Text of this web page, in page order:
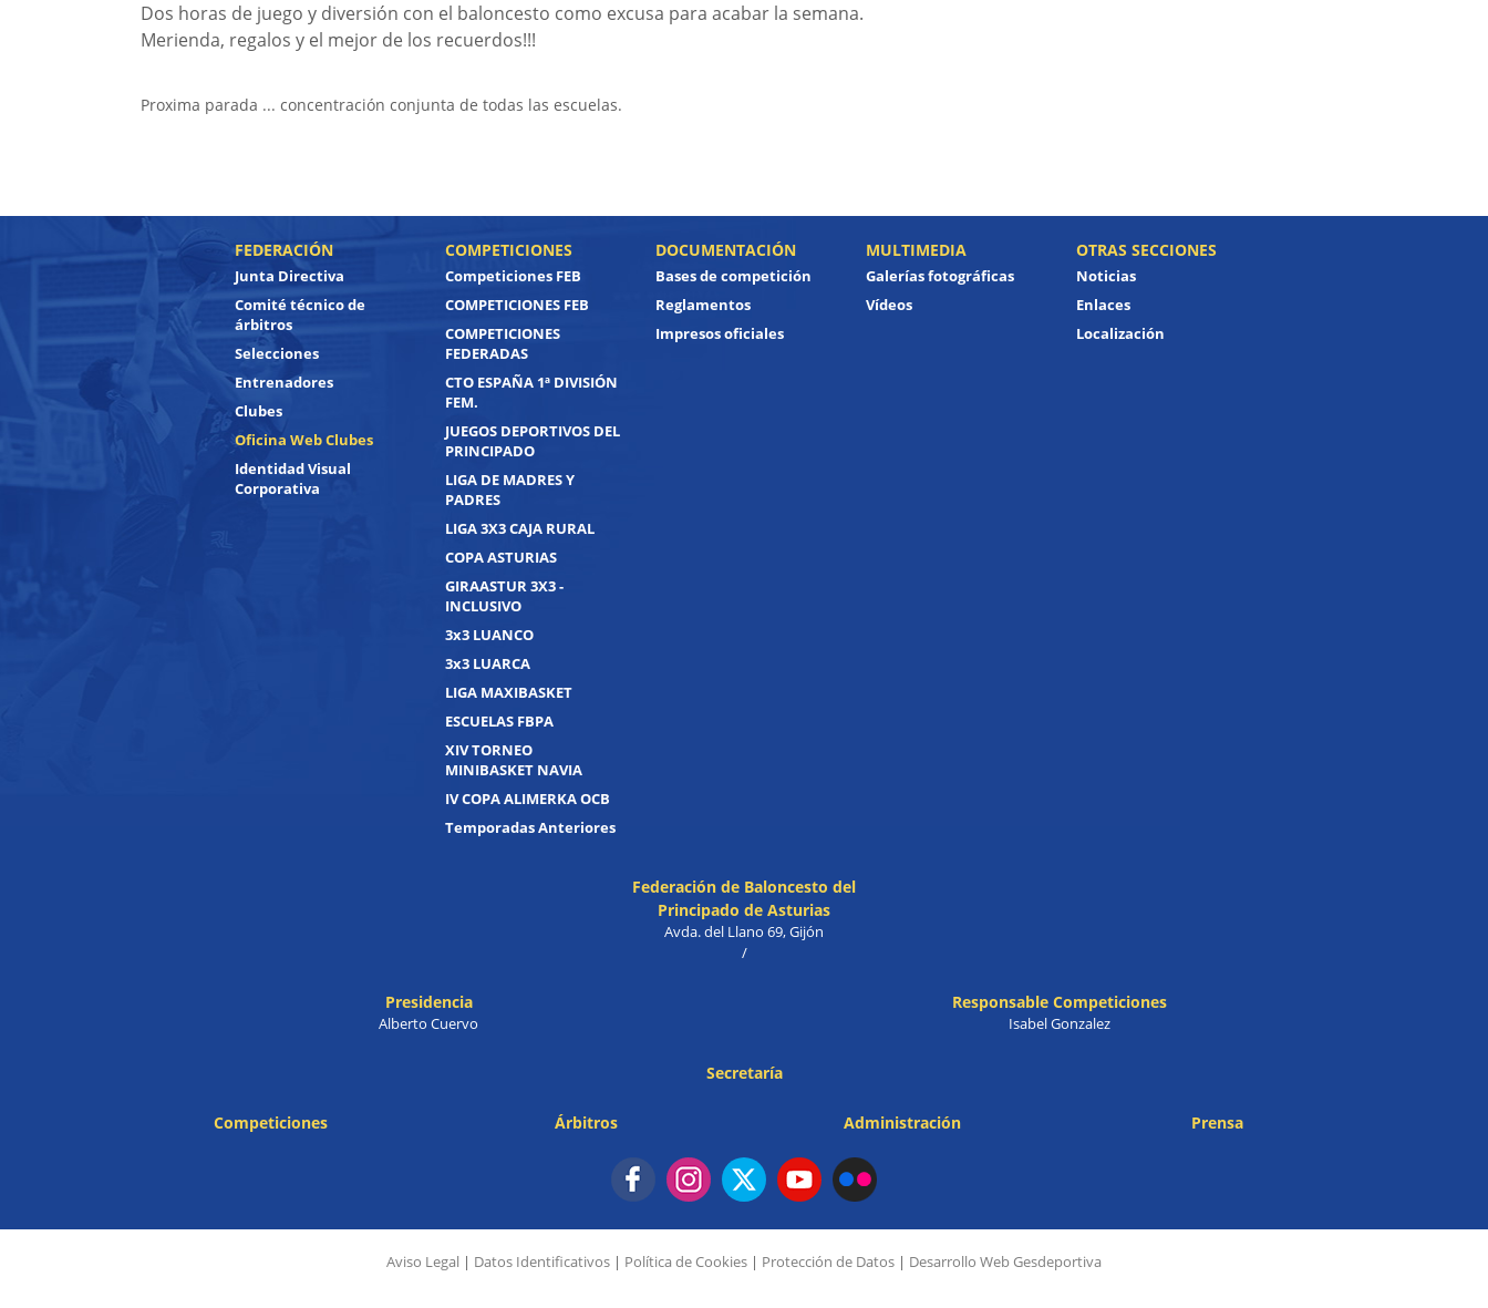
Dos horas de juego y diversión con el baloncesto como excusa para acabar la semana.
Merienda, regalos y el mejor de los recuerdos!!!
Proxima parada ... concentración conjunta de todas las escuelas.
FEDERACIÓN
Junta Directiva
Comité técnico de
árbitros
Selecciones
Entrenadores
Clubes
Oficina Web Clubes
Identidad Visual
Corporativa
COMPETICIONES
Competiciones FEB
COMPETICIONES FEB
COMPETICIONES
FEDERADAS
CTO ESPAÑA 1ª DIVISIÓN
FEM.
JUEGOS DEPORTIVOS DEL
PRINCIPADO
LIGA DE MADRES Y
PADRES
LIGA 3X3 CAJA RURAL
COPA ASTURIAS
GIRAASTUR 3X3 -
INCLUSIVO
3x3 LUANCO
3x3 LUARCA
LIGA MAXIBASKET
ESCUELAS FBPA
XIV TORNEO
MINIBASKET NAVIA
IV COPA ALIMERKA OCB
Temporadas Anteriores
DOCUMENTACIÓN
Bases de competición
Reglamentos
Impresos oficiales
MULTIMEDIA
Galerías fotográficas
Vídeos
OTRAS SECCIONES
Noticias
Enlaces
Localización
Federación de Baloncesto del
Principado de Asturias
Avda. del Llano 69, Gijón
/
Presidencia
Alberto Cuervo
Responsable Competiciones
Isabel Gonzalez
Secretaría
Competiciones Árbitros Administración Prensa
Aviso Legal | Datos Identificativos | Política de Cookies | Protección de Datos | Desarrollo Web Gesdeportiva